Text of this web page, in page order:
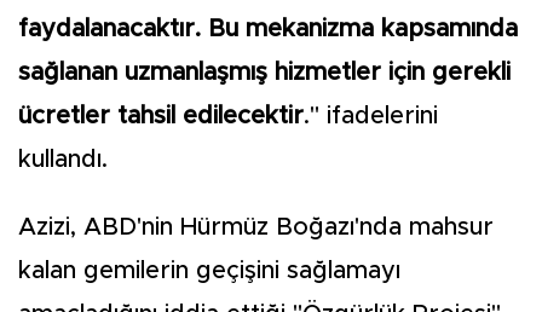
faydalanacaktır. Bu mekanizma kapsamında
sağlanan uzmanlaşmış hizmetler için gerekli
ücretler tahsil edilecektir." ifadelerini
kullandı.
Azizi, ABD'nin Hürmüz Boğazı'nda mahsur
kalan gemilerin geçişini sağlamayı